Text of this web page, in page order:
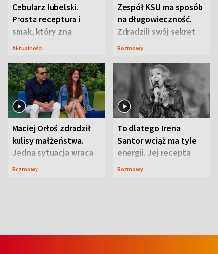
Cebularz lubelski.
Prosta receptura i
smak, który zna
Lubelszczyzna
Aktualności
Zespół KSU ma sposób
na długowieczność.
Zdradzili swój sekret
Rozmowy
Maciej Orłoś zdradził
kulisy małżeństwa.
Jedna sytuacja wraca
jak bumerang
Rozmowy
To dlatego Irena
Santor wciąż ma tyle
energii. Jej recepta
jest zaskakująco
Rozmowy